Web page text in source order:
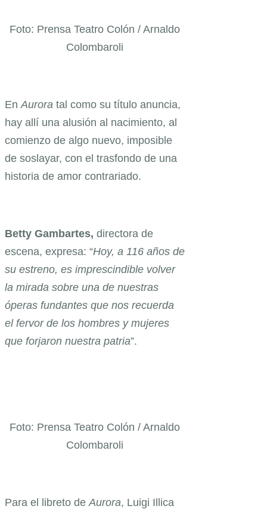
Foto: Prensa Teatro Colón / Arnaldo
Colombaroli
En Aurora tal como su título anuncia,
hay allí una alusión al nacimiento, al
comienzo de algo nuevo, imposible
de soslayar, con el trasfondo de una
historia de amor contrariado.
Betty Gambartes, directora de
escena, expresa: “Hoy, a 116 años de
su estreno, es imprescindible volver
la mirada sobre una de nuestras
óperas fundantes que nos recuerda
el fervor de los hombres y mujeres
que forjaron nuestra patria”.
Foto: Prensa Teatro Colón / Arnaldo
Colombaroli
Para el libreto de Aurora, Luigi Illica